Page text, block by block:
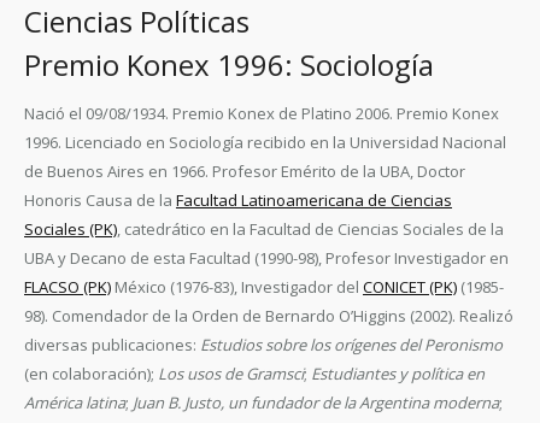
Ciencias Políticas
Premio Konex 1996: Sociología
Nació el 09/08/1934. Premio Konex de Platino 2006. Premio Konex
1996. Licenciado en Sociología recibido en la Universidad Nacional
de Buenos Aires en 1966. Profesor Emérito de la UBA, Doctor
Honoris Causa de la Facultad Latinoamericana de Ciencias
Sociales (PK), catedrático en la Facultad de Ciencias Sociales de la
UBA y Decano de esta Facultad (1990-98), Profesor Investigador en
FLACSO (PK) México (1976-83), Investigador del CONICET (PK) (1985-
98). Comendador de la Orden de Bernardo O’Higgins (2002). Realizó
diversas publicaciones: Estudios sobre los orígenes del Peronismo
(en colaboración); Los usos de Gramsci; Estudiantes y política en
América latina; Juan B. Justo, un fundador de la Argentina moderna;